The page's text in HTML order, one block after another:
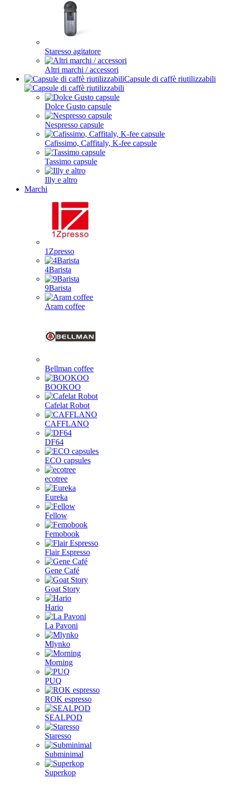
Staresso agitatore
Altri marchi / accessori
Capsule di caffè riutilizzabili
Dolce Gusto capsule
Nespresso capsule
Cafissimo, Caffitaly, K-fee capsule
Tassimo capsule
Illy e altro
Marchi
1Zpresso
4Barista
9Barista
Aram coffee
Bellman coffee
BOOKOO
Cafelat Robot
CAFFLANO
DF64
ECO capsules
ecotree
Eureka
Fellow
Femobook
Flair Espresso
Gene Café
Goat Story
Hario
La Pavoni
Mlynko
Morning
PUQ
ROK espresso
SEALPOD
Staresso
Subminimal
Superkop